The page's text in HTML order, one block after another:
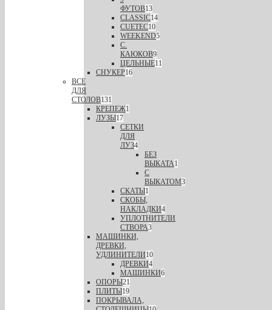
ФУТОВ13
CLASSIC14
CUETEC10
WEEKEND5
С.
КАЮКОВ9
ЦЕЛЬНЫЕ11
СНУКЕР16
ВСЕ
ДЛЯ
СТОЛОВ131
КРЕПЕЖ1
ЛУЗЫ17
СЕТКИ
ДЛЯ
ЛУЗ4
БЕЗ
ВЫКАТА1
С
ВЫКАТОМ3
СКАТЫ1
СКОБЫ,
НАКЛАДКИ4
УПЛОТНИТЕЛИ
СТВОРА3
МАШИНКИ,
ДРЕВКИ,
УДЛИНИТЕЛИ10
ДРЕВКИ4
МАШИНКИ6
ОПОРЫ21
ПЛИТЫ19
ПОКРЫВАЛА,